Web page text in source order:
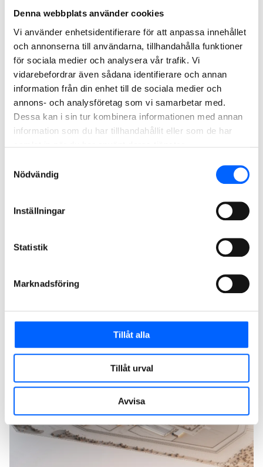
Denna webbplats använder cookies
Vi använder enhetsidentifierare för att anpassa innehållet
och annonserna till användarna, tillhandahålla funktioner
för sociala medier och analysera vår trafik. Vi
vidarebefordrar även sådana identifierare och annan
information från din enhet till de sociala medier och
annons- och analysföretag som vi samarbetar med.
Dessa kan i sin tur kombinera informationen med annan
information som du har tillhandahållit eller som de har
Nödvändig
Inställningar
Statistik
Marknadsföring
Tillåt alla
Tillåt urval
Avvisa
Byggstarten uppmärksammades genom att justitieminister Gunnar
Strömmer, Kriminalvårdens generaldirektör Rikard Jermsten,
Specialfastigheters VD Alexandra Laurén, kommunalråd Bert
Westerberg, NCC:s affärsområdeschef Niklas Sparw samt
kriminalvårdschef Andreas Wallin tillsammans planterade en ek.
Översiktsbild av den nya kriminalvårdsanläggningen i Trelleborg.
Illustration: Krook & Tjäder